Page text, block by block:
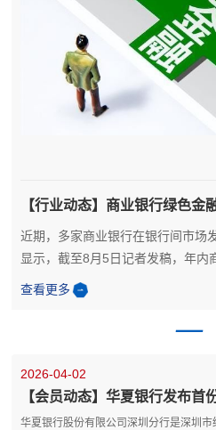
【行业动态】商业银行绿色金
近期，多家商业银行在银行间市场
显示，截至8月5日记者发稿，年内
查看更多
2026-04-02
【会员动态】华夏银行发布首
华夏银行股份有限公司深圳分行是深圳